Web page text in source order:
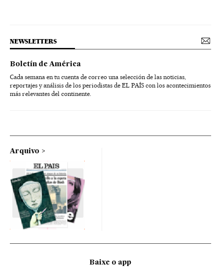
NEWSLETTERS
Boletín de América
Cada semana en tu cuenta de correo una selección de las noticias,
reportajes y análisis de los periodistas de EL PAÍS con los acontecimientos
más relevantes del continente.
Arquivo
Baixe o app